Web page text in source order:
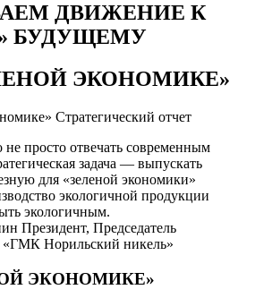
ДВИЖЕНИЕ К
БУДУЩЕМУ
ЭКОНОМИКЕ»
Стратегический отчет
просто отвечать современным
задача — выпускать
для «зеленой экономики»
экологичной продукции
экологичным.
Президент, Председатель
Норильский никель»
ЭКОНОМИКЕ»